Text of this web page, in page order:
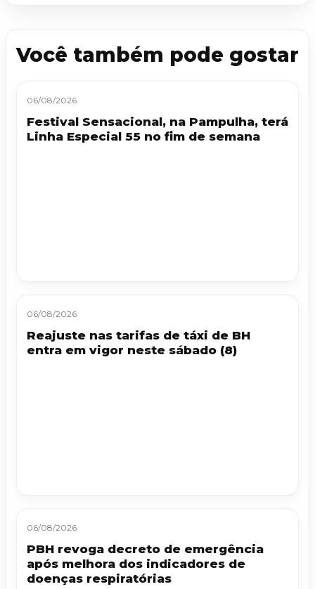
Você também pode gostar
06/08/2026
Festival Sensacional, na Pampulha, terá
Linha Especial 55 no fim de semana
06/08/2026
Reajuste nas tarifas de táxi de BH
entra em vigor neste sábado (8)
06/08/2026
PBH revoga decreto de emergência
após melhora dos indicadores de
doenças respiratórias